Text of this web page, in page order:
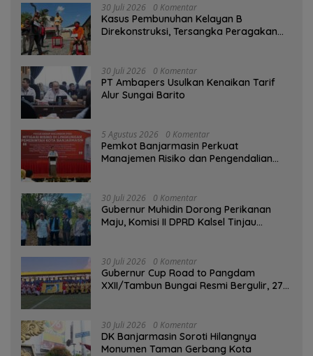
30 Juli 2026 0 Komentar
Kasus Pembunuhan Kelayan B
Direkonstruksi, Tersangka Peragakan
30 Juli 2026 0 Komentar
PT Ambapers Usulkan Kenaikan Tarif
Alur Sungai Barito
5 Agustus 2026 0 Komentar
Pemkot Banjarmasin Perkuat
Manajemen Risiko dan Pengendalian
30 Juli 2026 0 Komentar
Gubernur Muhidin Dorong Perikanan
Maju, Komisi II DPRD Kalsel Tinjau
30 Juli 2026 0 Komentar
Gubernur Cup Road to Pangdam
XXII/Tambun Bungai Resmi Bergulir, 27
30 Juli 2026 0 Komentar
DK Banjarmasin Soroti Hilangnya
Monumen Taman Gerbang Kota